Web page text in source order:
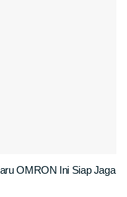
OMRON Ini Siap Jaga